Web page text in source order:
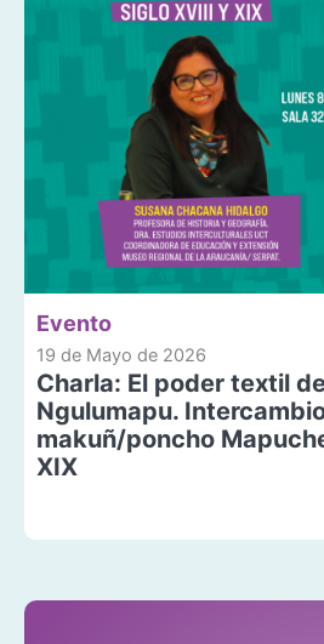
Evento
19 de Mayo de 2026
Charla: El poder textil
Ngulumapu.
makuñ/poncho
XIX